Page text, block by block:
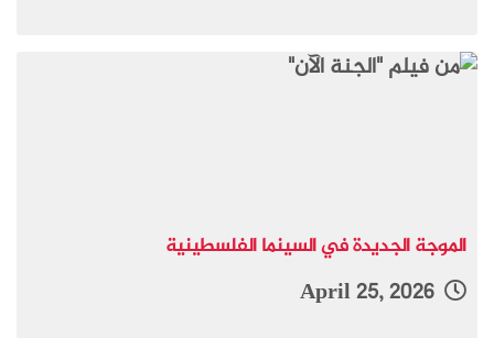
الموجة الجديدة في السينما الفلسطينية
April 25, 2026